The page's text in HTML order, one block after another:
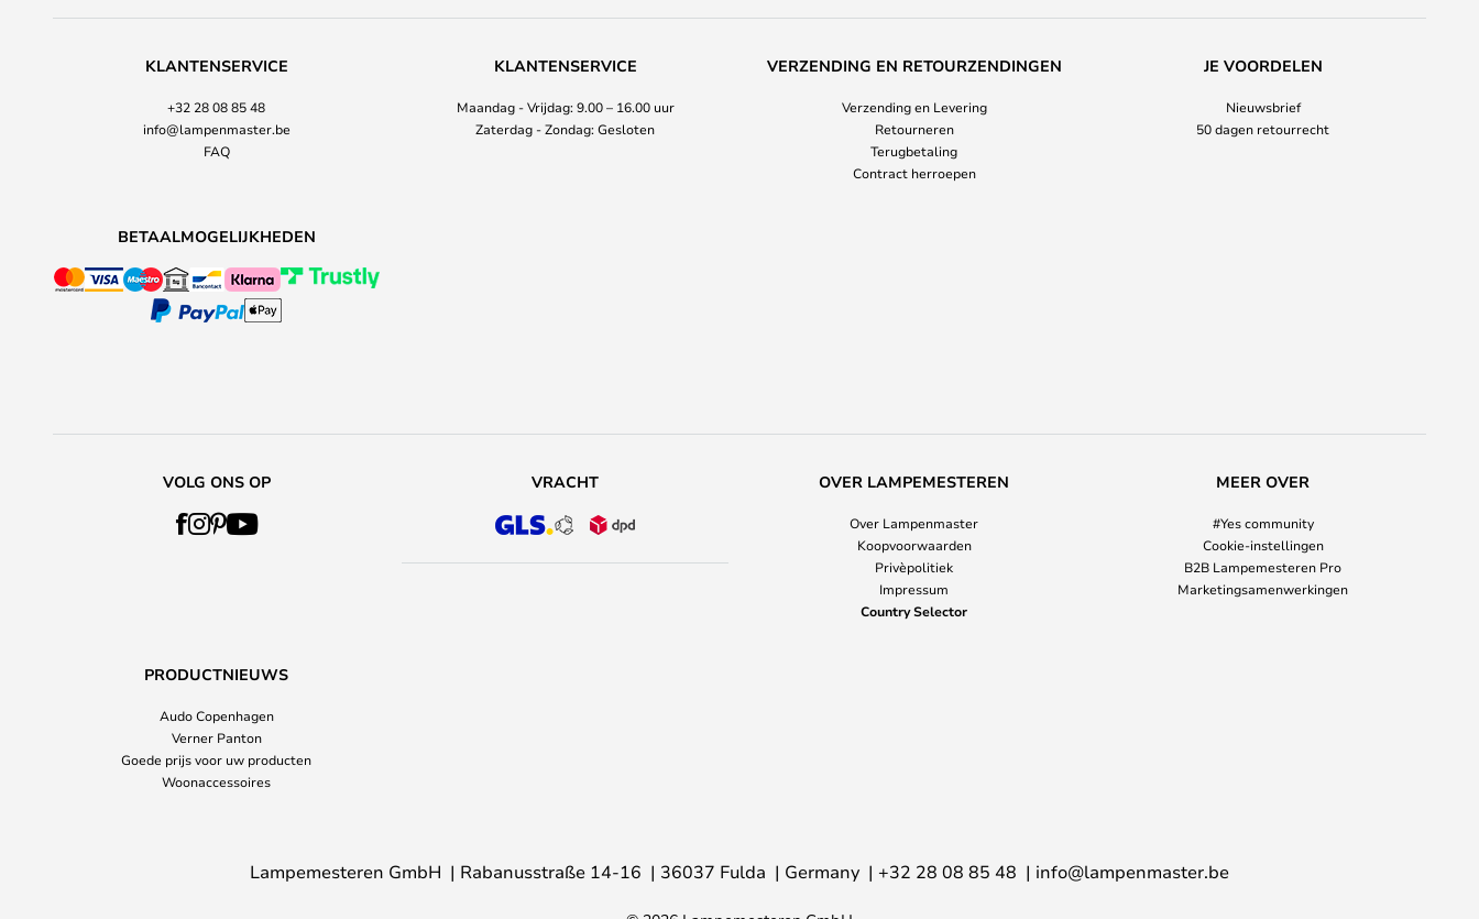
KLANTENSERVICE
+32 28 08 85 48
info@lampenmaster.be
FAQ
KLANTENSERVICE
Maandag - Vrijdag: 9.00 – 16.00 uur
Zaterdag - Zondag: Gesloten
VERZENDING EN RETOURZENDINGEN
Verzending en Levering
Retourneren
Terugbetaling
Contract herroepen
JE VOORDELEN
Nieuwsbrief
50 dagen retourrecht
BETAALMOGELIJKHEDEN
VOLG ONS OP VRACHT OVER LAMPEMESTEREN
Over Lampenmaster
Koopvoorwaarden
Privèpolitiek
Impressum
Country Selector
MEER OVER
#Yes community
Cookie-instellingen
B2B Lampemesteren Pro
Marketingsamenwerkingen
PRODUCTNIEUWS
Audo Copenhagen
Verner Panton
Goede prijs voor uw producten
Woonaccessoires
Lampemesteren GmbH Rabanusstraße 14-16 36037 Fulda Germany +32 28 08 85 48 info@lampenmaster.be